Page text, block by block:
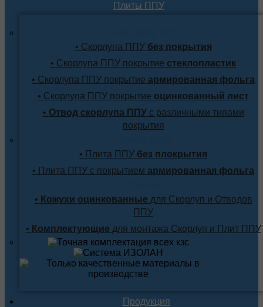
Плиты ППУ
• Скорлупа ППУбез покрытия
• Скорлупа ППУ покрытие стеклопластик
• Скорлупа ППУ покрытие армированная фольга
• Скорлупа ППУ покрытие оцинкованный лист
• Отвод скорлупа ППУс различными типами
покрытия
• Плита ППУ без плокрытия
• Плита ППУ с покрытием армированная фольга
• Кожухи оцинкованные для Скорлуп и Отводов
ППУ
• Комплектующие для монтажа Скорлуп и Плит ППУ
Продукция